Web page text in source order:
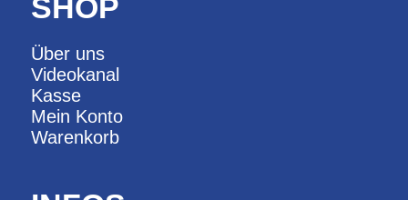
SHOP
Über uns
Videokanal
Kasse
Mein Konto
Warenkorb